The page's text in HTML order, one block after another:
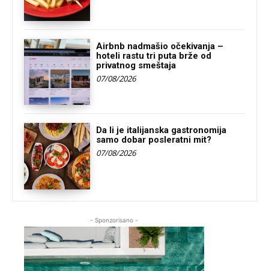
Airbnb nadmašio očekivanja –
hoteli rastu tri puta brže od
privatnog smeštaja
07/08/2026
Da li je italijanska gastronomija
samo dobar posleratni mit?
07/08/2026
- Sponzorisano -